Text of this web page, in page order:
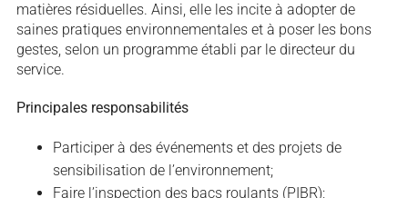
matières résiduelles. Ainsi, elle les incite à adopter de
saines pratiques environnementales et à poser les bons
gestes, selon un programme établi par le directeur du
service.
Principales responsabilités
Participer à des événements et des projets de
sensibilisation de l’environnement;
Faire l’inspection des bacs roulants (PIBR);